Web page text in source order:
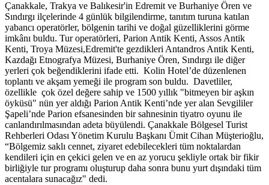
Çanakkale, Trakya ve Balıkesir'in Edremit ve Burhaniye Ören ve
Sındırgı ilçelerinde 4 günlük bilgilendirme, tanıtım turuna katılan
yabancı operatörler, bölgenin tarihi ve doğal güzelliklerini görme
imkânı buldu. Tur operatörleri, Parion Antik Kenti, Assos Antik
Kenti, Troya Müzesi,Edremit'te gezdikleri Antandros Antik Kenti,
Kazdağı Etnografya Müzesi, Burhaniye Ören, Sındırgı ile diğer
yerleri çok beğendiklerini ifade etti. Kolin Hotel’de düzenlenen
toplantı ve akşam yemeği ile program son buldu. Davetliler,
özellikle çok özel değere sahip ve 1500 yıllık "bitmeyen bir aşkın
öyküsü" nün yer aldığı Parion Antik Kenti’nde yer alan Sevgililer
Şapeli’nde Parion efsanesinden bir sahnesinin tiyatro oyunu ile
canlandırılmasından adeta büyülendi. Çanakkale Bölgesel Turist
Rehberleri Odası Yönetim Kurulu Başkanı Ümit Cihan Müşterioğlu,
“Bölgemiz saklı cennet, ziyaret edebilecekleri tüm noktalardan
kendileri için en çekici gelen ve en az yorucu şekliyle ortak bir fikir
birliğiyle tur programı oluşturup daha sonra bunu yurt dışındaki tüm
acentalara sunacağız" dedi.